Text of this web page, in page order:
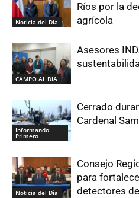
Noticia del Día
Ríos por la
agrícola
CAMPO AL DIA
Asesores
Informando
Primero
Cerrado
Cardenal
Noticia del Día
Consejo
para
detectores